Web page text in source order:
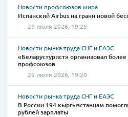
Новости профсоюзов мира
Испанский Airbus на грани новой
29 июля 2026, 19:25
Новости рынка труда СНГ и ЕАЭС
«Беларустурист» организовал
профсоюзов
29 июля 2026, 19:20
Новости рынка труда СНГ и ЕАЭС
В России 194 кыргызстанцам
рублей зарплаты